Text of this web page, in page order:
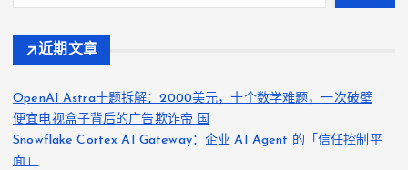
近期文章
OpenAI Astra十题拆解：2000美元，十个数学难题，一次破壁
便宜电视盒子背后的广告欺诈帝 国
Snowflake Cortex AI Gateway：企业 AI Agent 的「信任控制平
面」